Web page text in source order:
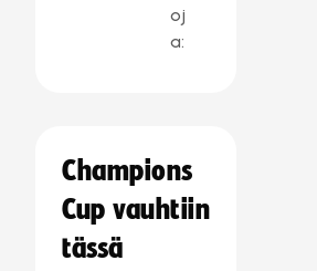
oj
a:
Champions
Cup vauhtiin
tässä